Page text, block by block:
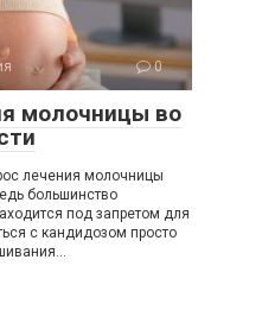
0
молочницы во
лечения молочницы
большинство
под запретом для
с кандидозом просто